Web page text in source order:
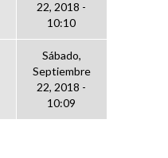
22, 2018 -
10:10
Sábado,
Septiembre
22, 2018 -
10:09